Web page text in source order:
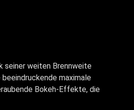
seiner weiten Brennweite
maximale
Bokeh-Effekte, die